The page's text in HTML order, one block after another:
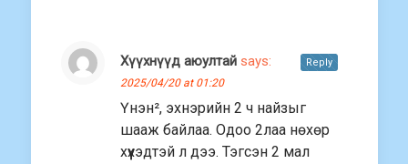
Хүүхнүүд аюултай says:
2025/04/20 at 01:20
Үнэн², эхнэрийн 2 ч найзыг
шааж байлаа. Одоо 2лаа нөхөр
хүүхэдтэй л дээ. Тэгсэн 2 мал
Reply